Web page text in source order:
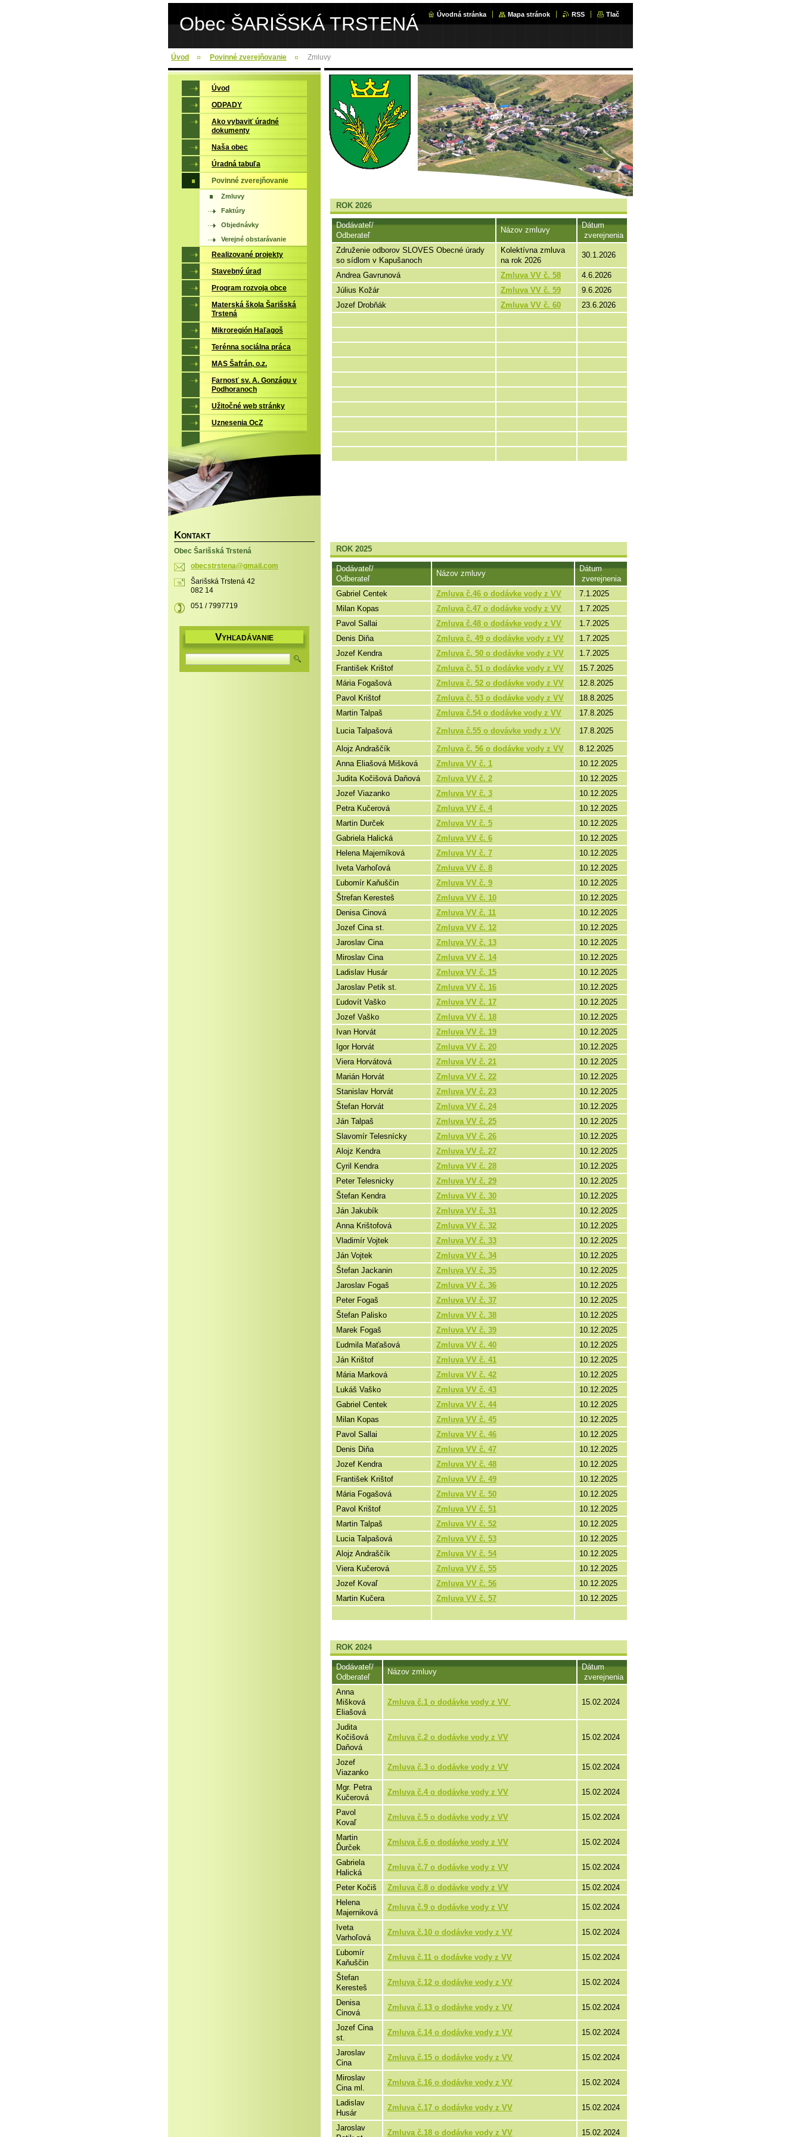
Obec ŠARIŠSKÁ TRSTENÁ Úvodná stránka Mapa stránok RSS Tlač
Úvod Povinné zverejňovanie Zmluvy
ROK 2026
Dodávateľ/
Odberateľ
Názov zmluvy
Dátum
zverejnenia
Združenie odborov SLOVES Obecné úrady
so sídlom v Kapušanoch
Kolektívna zmluva
na rok 2026
30.1.2026
Andrea Gavrunová Zmluva VV č. 58
4.6.2026
Július Kožár
Zmluva VV č. 59
9.6.2026
Jozef Drobňák
Zmluva VV č. 60 23.6.2026
ROK 2025
Dodávateľ/
Odberateľ
Názov zmluvy
Dátum
zverejnenia
Gabriel Centek
Zmluva č.46 o dodávke vody z VV
7.1.2025
Milan Kopas
Zmluva č.47 o dodávke vody z VV
1.7.2025
Pavol Sallai
Zmluva č.48 o dodávke vody z VV
1.7.2025
Denis Diňa
Zmluva č. 49 o dodávke vody z VV
1.7.2025
Jozef Kendra
Zmluva č. 50 o dodávke vody z VV
1.7.2025
František Krištof
Zmluva č. 51 o dodávke vody z VV
15.7.2025
Mária Fogašová
Zmluva č. 52 o dodávke vody z VV
12.8.2025
Pavol Krištof
Zmluva č. 53 o dodávke vody z VV
18.8.2025
Martin Talpaš
Zmluva č.54 o dodávke vody z VV
17.8.2025
Lucia Talpašová
Zmluva č.55 o dovávke vody z VV
17.8.2025
Alojz Andraščík
Zmluva č. 56 o dodávke vody z VV
8.12.2025
Anna Eliašová Mišková
Zmluva VV č. 1
10.12.2025
Judita Kočišová Daňová
Zmluva VV č. 2
10.12.2025
Jozef Viazanko
Zmluva VV č. 3
10.12.2025
Petra Kučerová
Zmluva VV č. 4
10.12.2025
Martin Durček
Zmluva VV č. 5
10.12.2025
Gabriela Halická
Zmluva VV č. 6
10.12.2025
Helena Majerníková
Zmluva VV č. 7
10.12.2025
Iveta Varhoľová
Zmluva VV č. 8
10.12.2025
Ľubomír Kaňuščin
Zmluva VV č. 9
10.12.2025
Štrefan Keresteš
Zmluva VV č. 10
10.12.2025
Denisa Cinová
Zmluva VV č. 11
10.12.2025
Jozef Cina st.
Zmluva VV č. 12
10.12.2025
Jaroslav Cina
Zmluva VV č. 13
10.12.2025
Miroslav Cina
Zmluva VV č. 14
10.12.2025
Ladislav Husár
Zmluva VV č. 15
10.12.2025
Jaroslav Petik st.
Zmluva VV č. 16
10.12.2025
Ľudovít Vaško
Zmluva VV č. 17
10.12.2025
Jozef Vaško
Zmluva VV č. 18
10.12.2025
Ivan Horvát
Zmluva VV č. 19
10.12.2025
Igor Horvát
Zmluva VV č. 20
10.12.2025
Viera Horvátová
Zmluva VV č. 21
10.12.2025
Marián Horvát
Zmluva VV č. 22
10.12.2025
Stanislav Horvát
Zmluva VV č. 23
10.12.2025
Štefan Horvát
Zmluva VV č. 24
10.12.2025
Ján Talpaš
Zmluva VV č. 25
10.12.2025
Slavomír Telesnícky
Zmluva VV č. 26
10.12.2025
Alojz Kendra
Zmluva VV č. 27
10.12.2025
Cyril Kendra
Zmluva VV č. 28
10.12.2025
Peter Telesnicky
Zmluva VV č. 29
10.12.2025
Štefan Kendra
Zmluva VV č. 30
10.12.2025
Ján Jakubík
Zmluva VV č. 31
10.12.2025
Anna Krištofová
Zmluva VV č. 32
10.12.2025
Vladimír Vojtek
Zmluva VV č. 33
10.12.2025
Ján Vojtek
Zmluva VV č. 34
10.12.2025
Štefan Jackanin
Zmluva VV č. 35
10.12.2025
Jaroslav Fogaš
Zmluva VV č. 36
10.12.2025
Peter Fogaš
Zmluva VV č. 37
10.12.2025
Štefan Palisko
Zmluva VV č. 38
10.12.2025
Marek Fogaš
Zmluva VV č. 39
10.12.2025
Ľudmila Maťašová
Zmluva VV č. 40
10.12.2025
Ján Krištof
Zmluva VV č. 41
10.12.2025
Mária Marková
Zmluva VV č. 42
10.12.2025
Lukáš Vaško
Zmluva VV č. 43
10.12.2025
Gabriel Centek
Zmluva VV č. 44
10.12.2025
Milan Kopas
Zmluva VV č. 45
10.12.2025
Pavol Sallai
Zmluva VV č. 46
10.12.2025
Denis Diňa
Zmluva VV č. 47
10.12.2025
Jozef Kendra
Zmluva VV č. 48
10.12.2025
František Krištof
Zmluva VV č. 49
10.12.2025
Mária Fogašová
Zmluva VV č. 50
10.12.2025
Pavol Krištof
Zmluva VV č. 51
10.12.2025
Martin Talpaš
Zmluva VV č. 52
10.12.2025
Lucia Talpašová
Zmluva VV č. 53
10.12.2025
Alojz Andraščík
Zmluva VV č. 54
10.12.2025
Viera Kučerová
Zmluva VV č. 55
10.12.2025
Jozef Kovaľ
Zmluva VV č. 56
10.12.2025
Martin Kučera
Zmluva VV č. 57 10.12.2025
ROK 2024
Dodávateľ/
Odberateľ
Názov zmluvy
Dátum
zverejnenia
Anna
Mišková
Eliašová
Zmluva č.1 o dodávke vody z VV 15.02.2024
Judita
Kočišová
Daňová
Zmluva č.2 o dodávke vody z VV 15.02.2024
Jozef
Viazanko
Zmluva č.3 o dodávke vody z VV 15.02.2024
Mgr. Petra
Kučerová
Zmluva č.4 o dodávke vody z VV 15.02.2024
Pavol
Kovaľ
Zmluva č.5 o dodávke vody z VV 15.02.2024
Martin
Ďurček
Zmluva č.6 o dodávke vody z VV 15.02.2024
Gabriela
Halická
Zmluva č.7 o dodávke vody z VV 15.02.2024
Peter Kočiš Zmluva č.8 o dodávke vody z VV
15.02.2024
Helena
Majerniková
Zmluva č.9 o dodávke vody z VV 15.02.2024
Iveta
Varhoľová
Zmluva č.10 o dodávke vody z VV 15.02.2024
Ľubomír
Kaňuščin
Zmluva č.11 o dodávke vody z VV 15.02.2024
Štefan
Keresteš
Zmluva č.12 o dodávke vody z VV 15.02.2024
Denisa
Cinová
Zmluva č.13 o dodávke vody z VV 15.02.2024
Jozef Cina
st.
Zmluva č.14 o dodávke vody z VV 15.02.2024
Jaroslav
Cina
Zmluva č.15 o dodávke vody z VV 15.02.2024
Miroslav
Cina ml.
Zmluva č.16 o dodávke vody z VV 15.02.2024
Ladislav
Husár
Zmluva č.17 o dodávke vody z VV 15.02.2024
Jaroslav
Zmluva č.18 o dodávke vody z VV 15.02.2024
Úvod
ODPADY
Ako vybaviť úradné
dokumenty
Naša obec
Úradná tabuľa
Povinné zverejňovanie
Zmluvy
Faktúry
Objednávky
Verejné obstarávanie
Realizované projekty
Stavebný úrad
Program rozvoja obce
Materská škola Šarišská
Trstená
Mikroregión Haľagoš
Terénna sociálna práca
MAS Šafrán, o.z.
Farnosť sv. A. Gonzágu v
Podhoranoch
Užitočné web stránky
Uznesenia OcZ
KONTAKT
Obec Šarišská Trstená
obecstrstena@gmail.com
Šarišská Trstená 42
082 14
051 / 7997719
VYHĽADÁVANIE